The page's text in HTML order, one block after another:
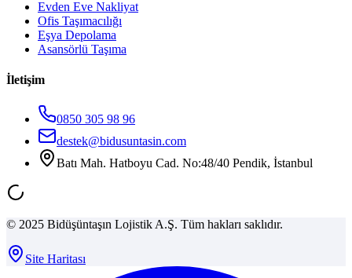
Evden Eve Nakliyat
Ofis Taşımacılığı
Eşya Depolama
Asansörlü Taşıma
İletişim
0850 305 98 96
destek@bidusuntasin.com
Batı Mah. Hatboyu Cad. No:48/40 Pendik, İstanbul
© 2025 Bidüşüntaşın Lojistik A.Ş. Tüm hakları saklıdır.
Site Haritası